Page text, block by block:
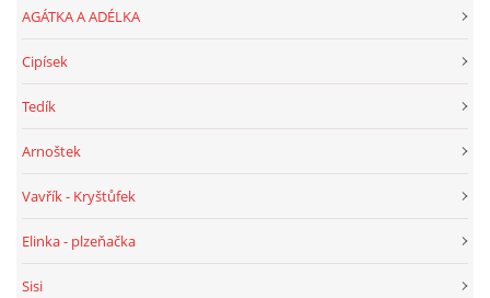
AGÁTKA A ADÉLKA
Cipísek
Tedík
Arnoštek
Vavřík - Kryštůfek
Elinka - plzeňačka
Sisi